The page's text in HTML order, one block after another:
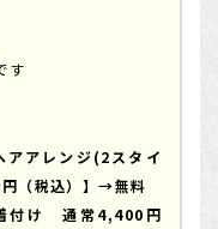
す
アレンジ(2スタイ
（税込）】→無料
付け 通常4,400円